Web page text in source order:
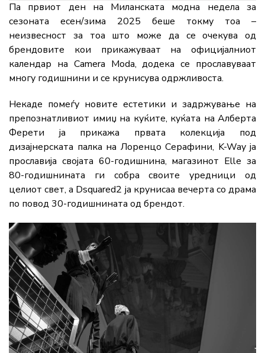
Па првиот ден на Миланската модна недела за
сезоната есен/зима 2025 беше токму тоа –
неизвесност за тоа што може да се очекува од
брендовите кои прикажуваат на официјалниот
календар на Camera Moda, додека се прославуваат
многу годишнини и се крунисува одржливоста.
Некаде помеѓу новите естетики и задржување на
препознатливиот имиџ на куќите, куќата на Алберта
Ферети ја прикажа првата колекција под
дизајнерската палка на Лоренцо Серафини, K-Way ја
прославија својата 60-годишнина, магазинот Elle за
80-годишнината ги собра своите уредници од
целиот свет, а Dsquared2 ја крунисаа вечерта со драма
по повод 30-годишнината од брендот.